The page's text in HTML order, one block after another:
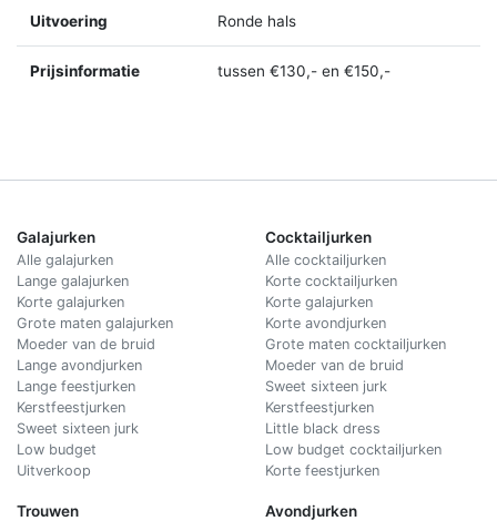
Uitvoering Ronde hals
Prijsinformatie tussen €130,- en €150,-
Galajurken
Alle galajurken
Lange galajurken
Korte galajurken
Grote maten galajurken
Moeder van de bruid
Lange avondjurken
Lange feestjurken
Kerstfeestjurken
Sweet sixteen jurk
Low budget
Uitverkoop
Trouwen
Cocktailjurken
Alle cocktailjurken
Korte cocktailjurken
Korte galajurken
Korte avondjurken
Grote maten cocktailjurken
Moeder van de bruid
Sweet sixteen jurk
Kerstfeestjurken
Little black dress
Low budget cocktailjurken
Korte feestjurken
Avondjurken